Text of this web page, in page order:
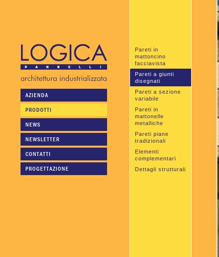
AZIENDA
PRODOTTI
NEWS
NEWSLETTER
CONTATTI
PROGETTAZIONE
Pareti in
mattoncino
facciavista
Pareti a giunti
disegnati
Pareti a sezione
variabile
Pareti in
mattonelle
metalliche
Pareti piane
tradizionali
Elementi
complementari
Dettagli strutturali